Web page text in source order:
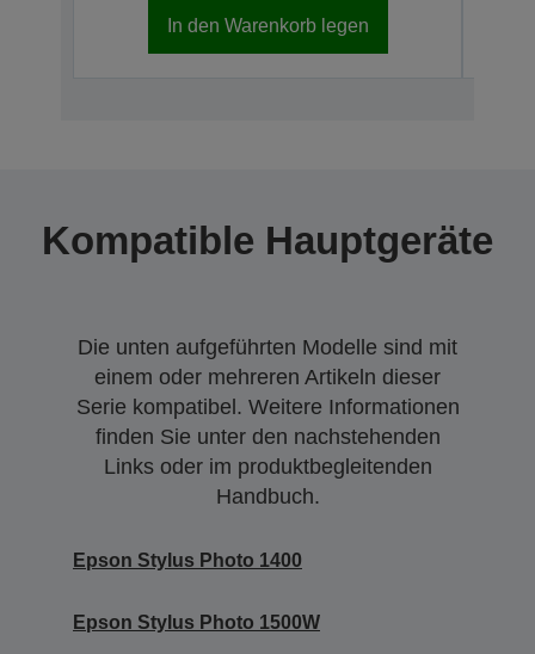
In den Warenkorb legen
Kompatible Hauptgeräte
Die unten aufgeführten Modelle sind mit
einem oder mehreren Artikeln dieser
Serie kompatibel. Weitere Informationen
finden Sie unter den nachstehenden
Links oder im produktbegleitenden
Handbuch.
Epson Stylus Photo 1400
Epson Stylus Photo 1500W